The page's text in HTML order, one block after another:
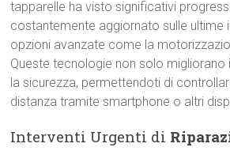
tapparelle ha visto significativi
costantemente aggiornato sulle ultime
opzioni avanzate come la
Queste tecnologie non solo
la sicurezza, permettendoti di
distanza tramite smartphone o altri
Interventi Urgenti di